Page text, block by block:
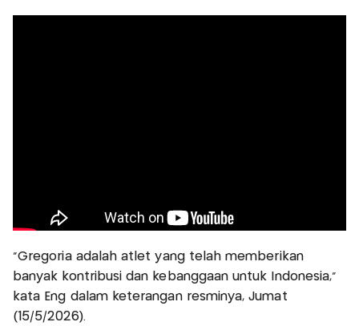
“Gregoria adalah atlet yang telah memberikan
banyak kontribusi dan kebanggaan untuk Indonesia,”
kata Eng dalam keterangan resminya, Jumat
(15/5/2026).